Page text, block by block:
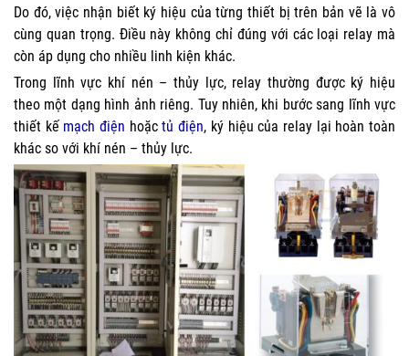
Do đó, việc nhận biết ký hiệu của từng thiết bị trên bản vẽ là vô
cùng quan trọng. Điều này không chỉ đúng với các loại relay mà
còn áp dụng cho nhiều linh kiện khác.
Trong lĩnh vực khí nén – thủy lực, relay thường được ký hiệu
theo một dạng hình ảnh riêng. Tuy nhiên, khi bước sang lĩnh vực
thiết kế mạch điện hoặctủ điện, ký hiệu của relay lại hoàn toàn
khác so với khí nén – thủy lực.